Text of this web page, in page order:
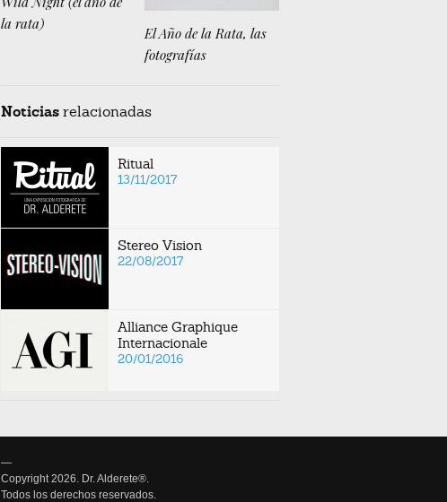
la rata)
El Año de la Rata, las
fotografías
Noticiasrelacionadas
Ritual
13/11/2017
Stereo Vision
22/08/2017
Alliance Graphique
Internacionale
20/01/2016
—
Copyright 2026. Dr. Alderete®.
Todos los derechos reservados.